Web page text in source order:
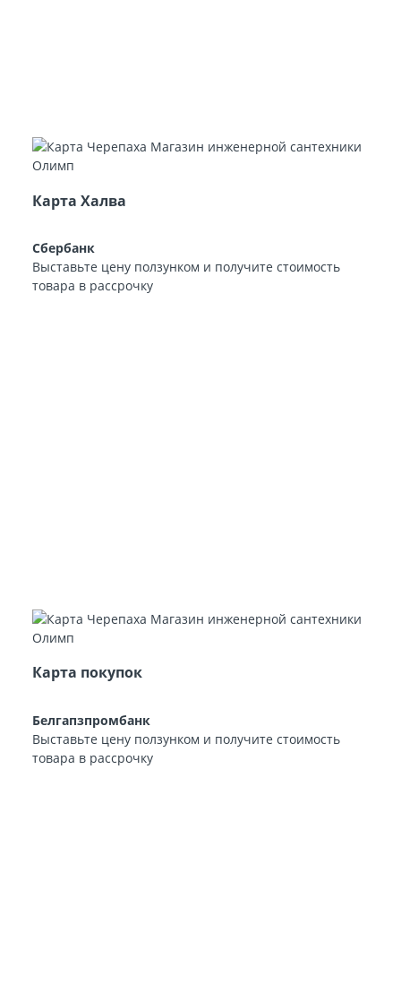
Карта Халва
Сбербанк
Выставьте цену ползунком и получите стоимость
товара в рассрочку
Карта покупок
Белгапзпромбанк
Выставьте цену ползунком и получите стоимость
товара в рассрочку